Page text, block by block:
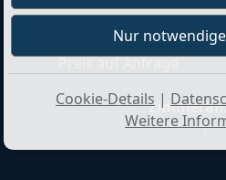
Preis:
Preis auf Anfrage
1
Cookie-Details |
Weitere